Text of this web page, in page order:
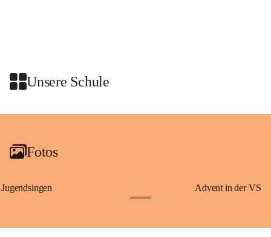
Geschichte der Steiermark verbunden sind.
Unsere Schule
+2
Fotos
Jugendsingen Advent in der VS